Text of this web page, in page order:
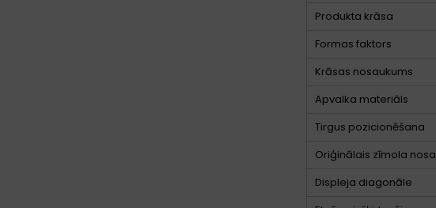
Produkta krāsa
Formas faktors
Krāsas nosaukums
Apvalka materiāls
Tirgus pozicionēšana
Oriģinālais zīmola
Displeja diagonāle